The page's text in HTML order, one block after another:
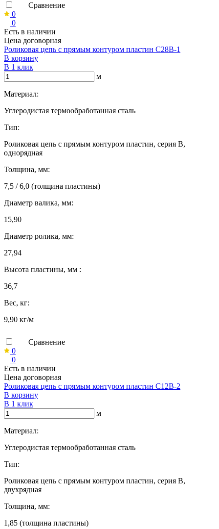
Сравнение
0
0
Есть в наличии
Цена договорная
Роликовая цепь с прямым контуром пластин C28B-1
В корзину
В 1 клик
м
Материал:
Углеродистая термообработанная сталь
Тип:
Роликовая цепь с прямым контуром пластин, серия B,
однорядная
Толщина, мм:
7,5 / 6,0 (толщина пластины)
Диаметр валика, мм:
15,90
Диаметр ролика, мм:
27,94
Высота пластины, мм :
36,7
Вес, кг:
9,90 кг/м
Сравнение
0
0
Есть в наличии
Цена договорная
Роликовая цепь с прямым контуром пластин C12B-2
В корзину
В 1 клик
м
Материал:
Углеродистая термообработанная сталь
Тип:
Роликовая цепь с прямым контуром пластин, серия B,
двухрядная
Толщина, мм:
1,85 (толщина пластины)